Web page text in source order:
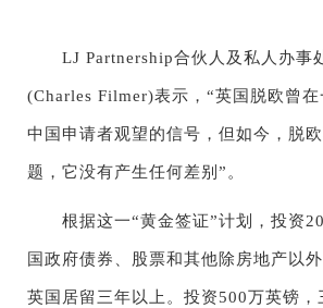
LJ Partnership合伙人及私人办事
(Charles Filmer)表示，“英国脱欧曾
中国申请者观望的信号，但如今，脱
题，它没有产生任何差别”。
根据这一“黄金签证”计划，投资
国政府债券、股票和其他除房地产以
英国居留三年以上。投资500万英镑，